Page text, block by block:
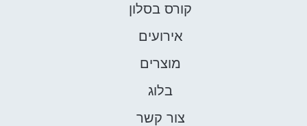
קורס בסלון
אירועים
מוצרים
בלוג
צור קשר